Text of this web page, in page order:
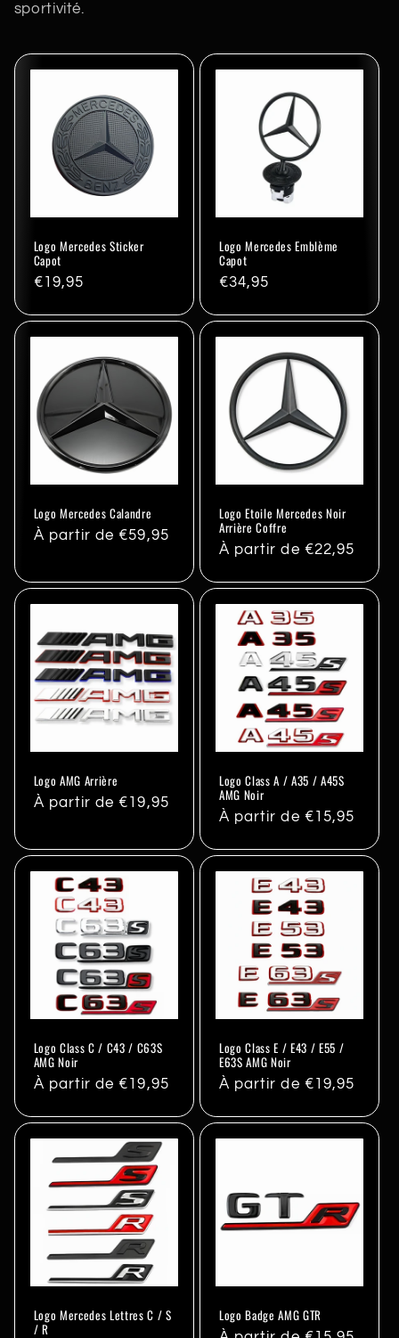
sportivité.
Logo Mercedes Sticker
Capot
Prix
€19,95
Logo Mercedes Emblème
Capot
Prix
€34,95
Logo Mercedes Calandre
Prix
À partir de €59,95
Logo Etoile Mercedes Noir
Arrière Coffre
Prix
À partir de €22,95
Logo AMG Arrière
Prix
À partir de €19,95
Logo Class A / A35 / A45S
AMG Noir
Prix
À partir de €15,95
Logo Class C / C43 / C63S
AMG Noir
Prix
À partir de €19,95
Logo Class E / E43 / E55 /
E63S AMG Noir
Prix
À partir de €19,95
Logo Mercedes Lettres C / S
/ R
Logo Badge AMG GTR